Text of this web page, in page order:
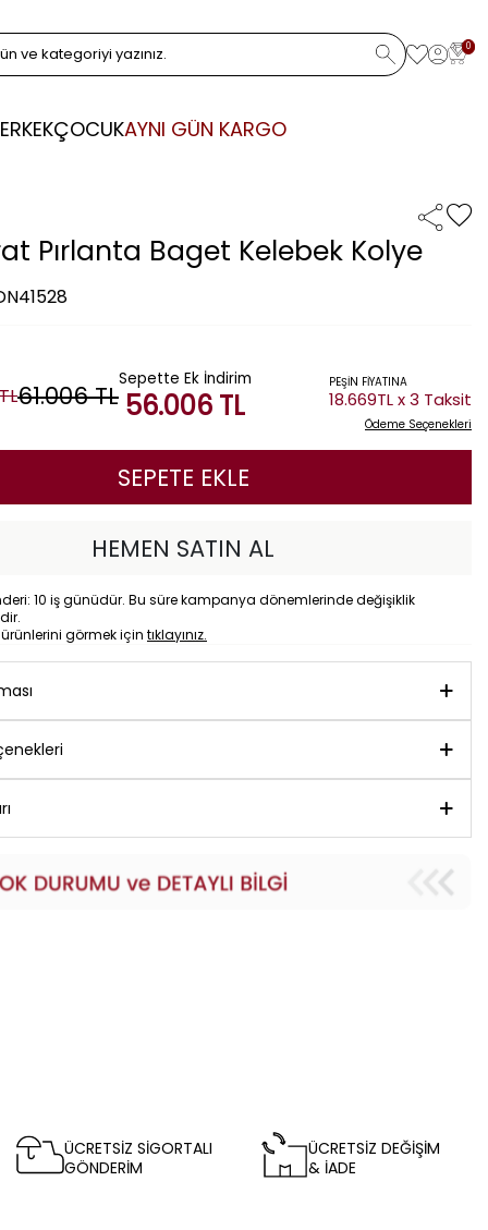
0
ERKEKÇOCUKAYNI GÜN KARGO
Pırlanta Baget Kelebek Kolye
61.006TL
Sepette Ek İndirim
56.006 TL
PEŞİN FİYATINA
18.669TL x 3 Taksit
Ödeme Seçenekleri
SEPETE EKLE
HEMEN SATIN AL
10 iş günüdür. Bu süre kampanya dönemlerinde değişiklik
ürünlerini görmek için tıklayınız.
ÜCRETSİZ SİGORTALI
GÖNDERİM
ÜCRETSİZ DEĞİŞİM
& İADE